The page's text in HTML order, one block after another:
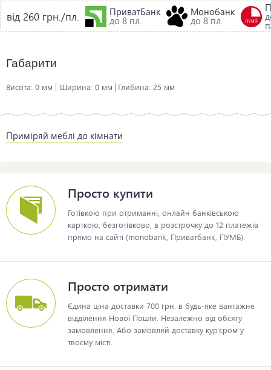
від 260 грн./пл. ПриватБанк
до 8 пл.
Монобанк
до 8 пл.
Габарити
Висота: 0 мм Ширина: 0 мм Глибина: 25 мм
Приміряй меблі до кімнати
Просто купити
Готівкою при отриманні, онлайн банківською
карткою, безготівково, в розстрочку до 12 платежів
прямо на сайті (monobank, Приватбанк, ПУМБ).
Просто отримати
Єдина ціна доставки 700 грн. в будь-яке вантажне
відділення Нової Пошти. Незалежно від обсягу
замовлення. Або замовляй доставку кур'єром у
твоєму місті.